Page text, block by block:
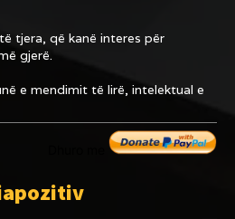
tjera, që kanë interes për
gjerë.
e mendimit të lirë, intelektual e